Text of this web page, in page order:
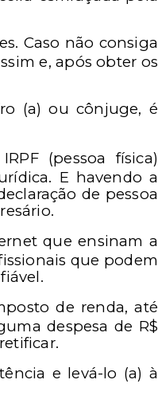
Caso não consiga
e, após obter os
(a) ou cônjuge, é
(pessoa física)
E havendo a
de pessoa
que ensinam a
que podem
de renda, até
despesa de R$
e levá-lo (a) à